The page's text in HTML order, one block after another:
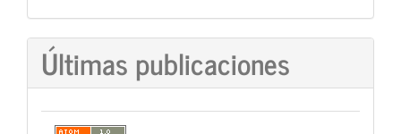
Últimas publicaciones